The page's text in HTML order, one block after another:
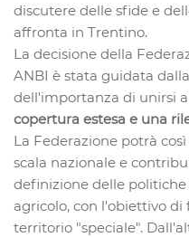
discutere delle sfide e
affronta in Trentino.
La decisione della
ANBI è stata guidata
dell'importanza di unirsi
copertura estesa e una
La Federazione potrà
scala nazionale e
definizione delle
agricolo, con l'obiettivo di
territorio "speciale".